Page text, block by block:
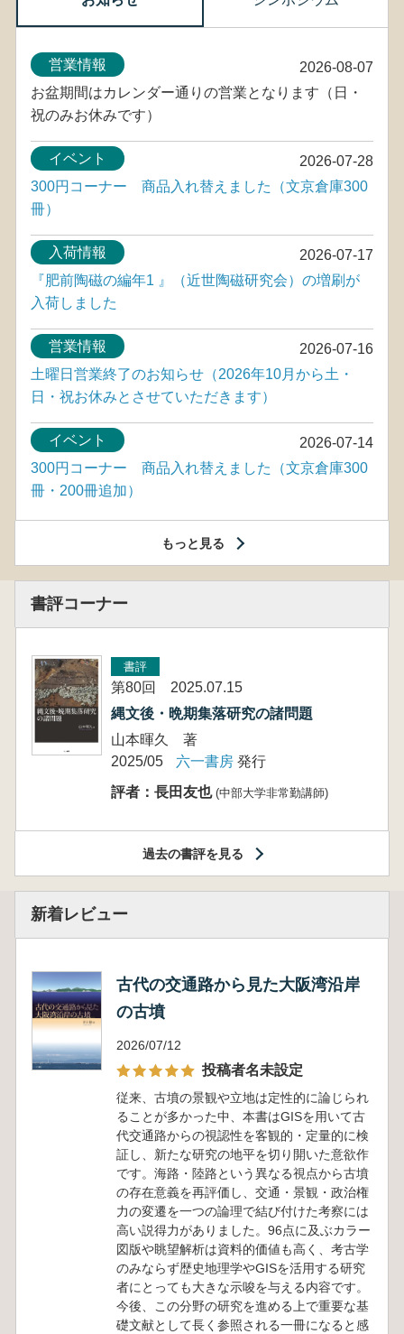
2026-08-07
営業情報
お盆期間はカレンダー通りの営業となります（日・
祝のみお休みです）
2026-07-28
イベント
300円コーナー 商品入れ替えました（文京倉庫300
冊）
2026-07-17
入荷情報
『肥前陶磁の編年1 』（近世陶磁研究会）の増刷が
入荷しました
2026-07-16
営業情報
土曜日営業終了のお知らせ（2026年10月から土・
日・祝お休みとさせていただきます）
2026-07-14
イベント
300円コーナー 商品入れ替えました（文京倉庫300
冊・200冊追加）
もっと見る
書評コーナー
書評
第80回 2025.07.15
縄文後・晩期集落研究の諸問題
山本暉久 著
2025/05
六一書房 発行
評者：長田友也 (中部大学非常勤講師)
過去の書評を見る
新着レビュー
古代の交通路から見た大阪湾沿岸
の古墳
2026/07/12
投稿者名未設定
従来、古墳の景観や立地は定性的に論じられ
ることが多かった中、本書はGISを用いて古
代交通路からの視認性を客観的・定量的に検
証し、新たな研究の地平を切り開いた意欲作
です。海路・陸路という異なる視点から古墳
の存在意義を再評価し、交通・景観・政治権
力の変遷を一つの論理で結び付けた考察には
高い説得力がありました。96点に及ぶカラー
図版や眺望解析は資料的価値も高く、考古学
のみならず歴史地理学やGISを活用する研究
者にとっても大きな示唆を与える内容です。
今後、この分野の研究を進める上で重要な基
礎文献として長く参照される一冊になると感